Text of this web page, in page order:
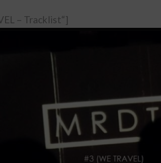
– Tracklist“]